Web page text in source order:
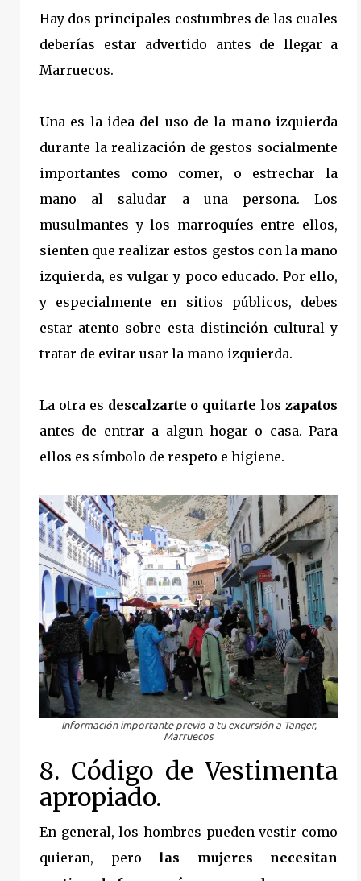
Hay dos principales costumbres de las cuales
deberías estar advertido antes de llegar a
Marruecos.
Una es la idea del uso de la mano izquierda
durante la realización de gestos socialmente
importantes como
comer, o estrechar la
mano al saludar a una persona. Los
musulmantes y los marroquíes entre ellos,
sienten que realizar estos gestos con la mano
izquierda, es vulgar y poco educado. Por ello,
y especialmente en sitios públicos, debes
estar atento sobre esta distinción cultural y
tratar de evitar usar la mano izquierda.
La otra es descalzarte o quitarte los zapatos
antes de entrar a algun hogar o casa. Para
ellos es símbolo de respeto e higiene.
Información importante previo a tu excursión a Tanger,
Marruecos
8. Código de Vestimenta
apropiado.
En general, los hombres pueden vestir como
quieran, pero las mujeres necesitan